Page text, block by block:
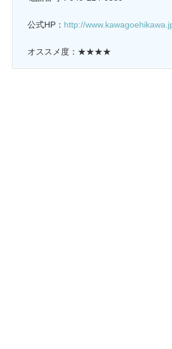
公式HP： http://
オススメ度：★★★★